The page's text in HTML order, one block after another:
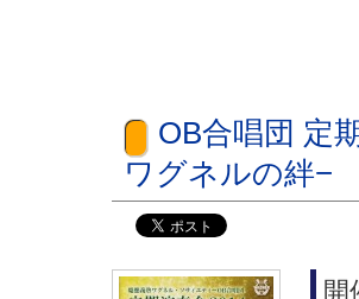
OB合唱団 定
ワグネルの絆−
開